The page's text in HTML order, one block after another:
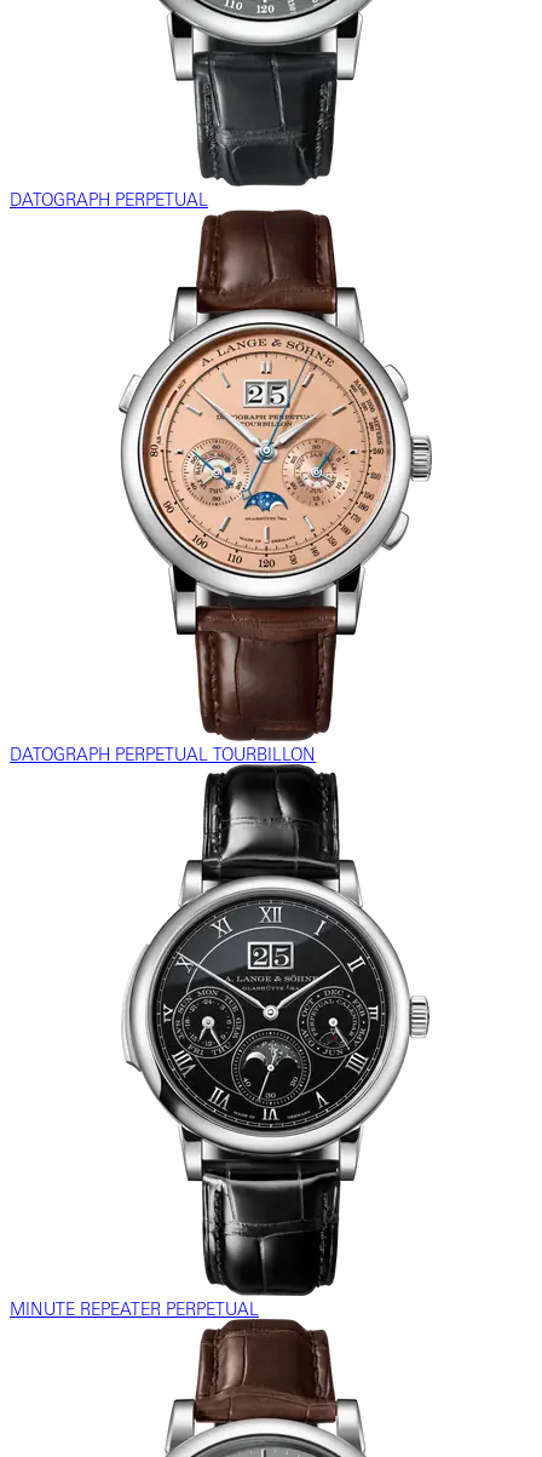
DATOGRAPH PERPETUAL
DATOGRAPH PERPETUAL TOURBILLON
MINUTE REPEATER PERPETUAL